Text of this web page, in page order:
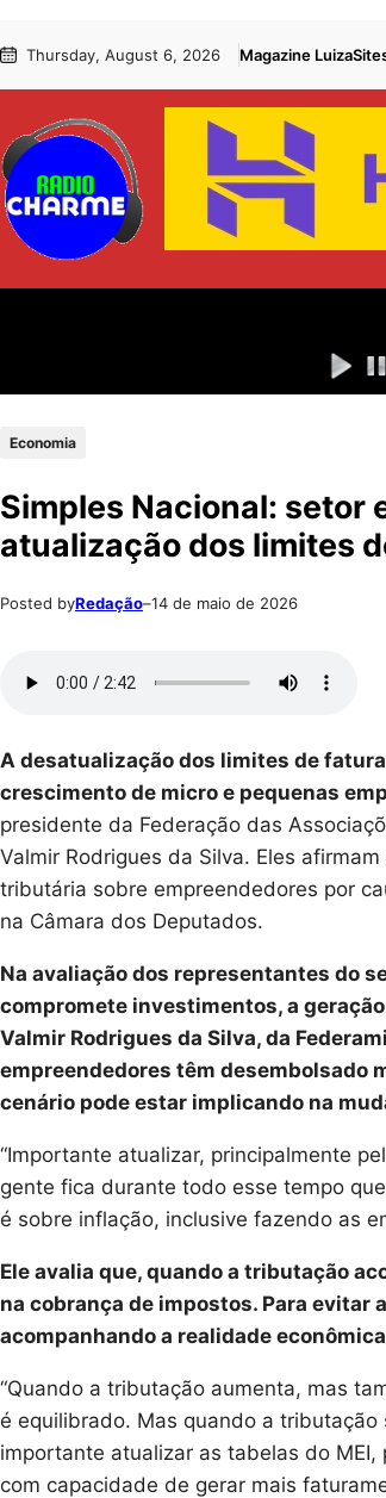
para
conteúdo
to Thursday, August 6, 2026 Magazine Luiza
Economia
Simples Nacional: setor
atualização dos limites
Posted byRedação–14 de maio de 2026
A desatualização dos limites de
crescimento de micro e pequenas
presidente da Federação das
Valmir Rodrigues da Silva. Eles
tributária sobre empreendedores por
na Câmara dos Deputados.
Na avaliação dos representantes do
compromete investimentos, a
Valmir Rodrigues da Silva, da
empreendedores têm desembolsado
cenário pode estar implicando na
“Importante atualizar, principalmente
gente fica durante todo esse tempo
é sobre inflação, inclusive fazendo as
Ele avalia que, quando a tributação
na cobrança de impostos. Para evitar
acompanhando a realidade
“Quando a tributação aumenta, mas
é equilibrado. Mas quando a
importante atualizar as tabelas do
com capacidade de gerar mais